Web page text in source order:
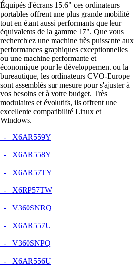
Équipés d'écrans 15.6" ces ordinateurs
portables offrent une plus grande mobilité
tout en étant aussi performants que leur
équivalents de la gamme 17". Que vous
recherchiez une machine très puissante aux
performances graphiques exceptionnelles
ou une machine performante et
économique pour le développement ou la
bureautique, les ordinateurs CVO-Europe
sont assemblés sur mesure pour s'ajuster à
vos besoins et à votre budget. Très
modulaires et évolutifs, ils offrent une
excellente compatibilité Linux et
Windows.
- X6AR559Y
- X6AR558Y
- X6AR57TY
- X6RP57TW
- V360SNRQ
- X6AR557U
- V360SNPQ
- X6AR556U